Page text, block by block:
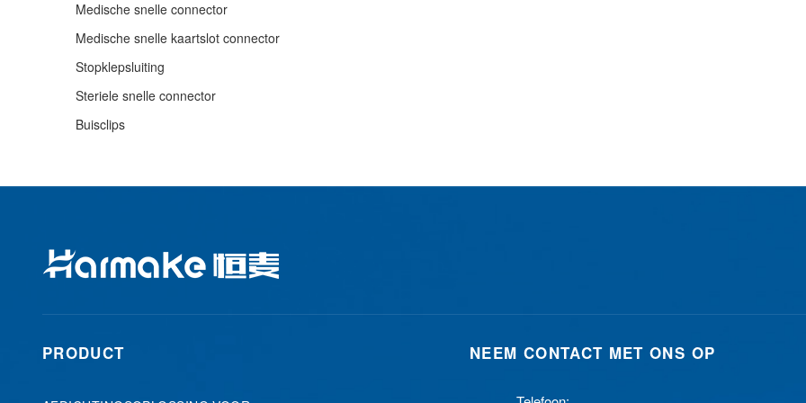
Medische snelle connector
Medische snelle kaartslot connector
Stopklepsluiting
Steriele snelle connector
Buisclips
PRODUCT NEEM CONTACT MET ONS OP